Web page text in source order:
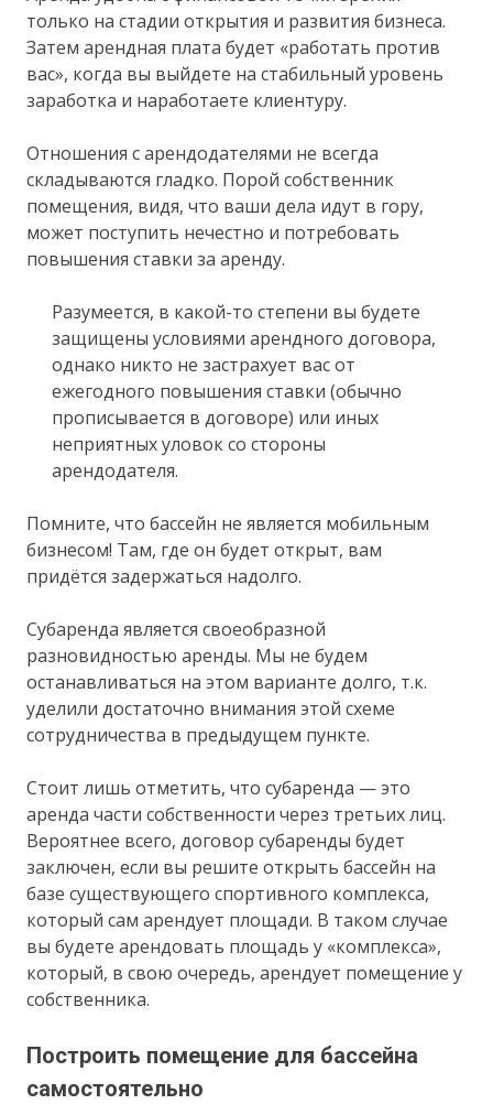
только на стадии открытия и развития бизнеса.
Затем арендная плата будет «работать против
вас», когда вы выйдете на стабильный уровень
заработка и наработаете клиентуру.
Отношения с арендодателями не всегда
складываются гладко. Порой собственник
помещения, видя, что ваши дела идут в гору,
может поступить нечестно и потребовать
повышения ставки за аренду.
Разумеется, в какой-то степени вы будете
защищены условиями арендного договора,
однако никто не застрахует вас от
ежегодного повышения ставки (обычно
прописывается в договоре) или иных
неприятных уловок со стороны
арендодателя.
Помните, что бассейн не является мобильным
бизнесом! Там, где он будет открыт, вам
придётся задержаться надолго.
Субаренда является своеобразной
разновидностью аренды. Мы не будем
останавливаться на этом варианте долго, т.к.
уделили достаточно внимания этой схеме
сотрудничества в предыдущем пункте.
Стоит лишь отметить, что субаренда — это
аренда части собственности через третьих лиц.
Вероятнее всего, договор субаренды будет
заключен, если вы решите открыть бассейн на
базе существующего спортивного комплекса,
который сам арендует площади. В таком случае
вы будете арендовать площадь у «комплекса»,
который, в свою очередь, арендует помещение у
собственника.
Построить помещение для бассейна
самостоятельно